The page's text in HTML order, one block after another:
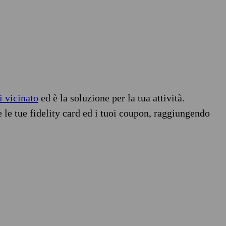
vicinatoed è la soluzione per la tua attività.
tue fidelity card ed i tuoi coupon, raggiungendo